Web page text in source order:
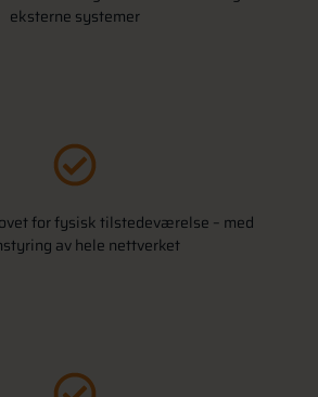
eksterne systemer
for fysisk tilstedeværelse – med
av hele nettverket